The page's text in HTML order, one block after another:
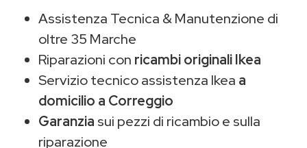
Assistenza Tecnica & Manutenzione di
oltre 35 Marche
Riparazioni con ricambi originali Ikea
Servizio tecnico assistenza Ikea a
domicilio a Correggio
Garanzia sui pezzi di ricambio e sulla
riparazione